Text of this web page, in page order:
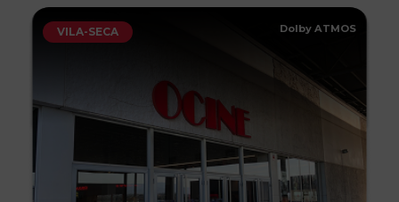
VILA-SECA Dolby ATMOS